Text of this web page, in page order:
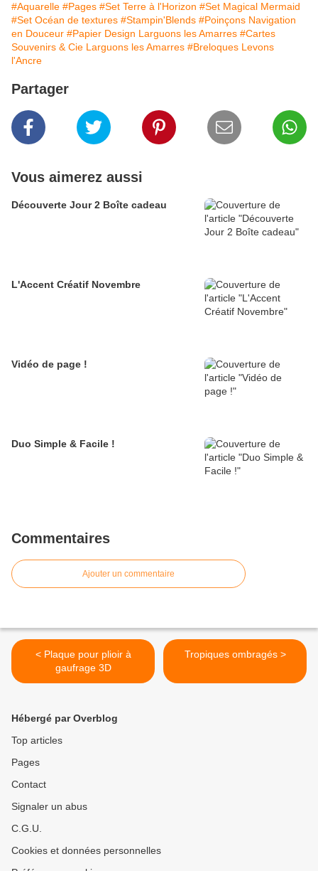
#Aquarelle #Pages #Set Terre à l'Horizon #Set Magical Mermaid
#Set Océan de textures #Stampin'Blends #Poinçons Navigation
en Douceur #Papier Design Larguons les Amarres #Cartes
Souvenirs & Cie Larguons les Amarres #Breloques Levons
l'Ancre
Partager
Vous aimerez aussi
Découverte Jour 2 Boîte cadeau
L'Accent Créatif Novembre
Vidéo de page !
Duo Simple & Facile !
Commentaires
Ajouter un commentaire
< Plaque pour plioir à
gaufrage 3D
Tropiques ombragés >
Hébergé par Overblog
Top articles
Pages
Contact
Signaler un abus
C.G.U.
Cookies et données personnelles